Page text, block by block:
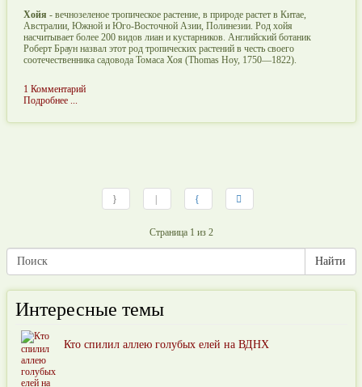
Хойя - вечнозеленое тропическое растение, в природе растет в Китае,
Австралии, Южной и Юго-Восточной Азии, Полинезии. Род хойя
насчитывает более 200 видов лиан и кустарников. Английский ботаник
Роберт Браун назвал этот род тропических растений в честь своего
соотечественника садовода Томаса Хоя (Thomas Hoy, 1750—1822).
1 Комментарий
Подробнее ...
Страница 1 из 2
Интересные темы
Кто спилил аллею голубых елей на ВДНХ